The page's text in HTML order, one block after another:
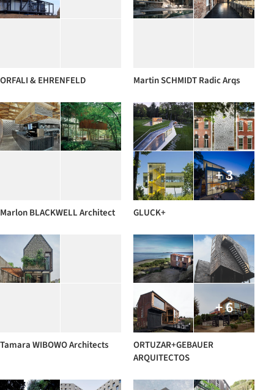
ORFALI & EHRENFELD Martin SCHMIDT Radic Arqs
Marlon BLACKWELL Architect
+ 3
GLUCK+
Tamara WIBOWO Architects
+ 6
ORTUZAR+GEBAUER
ARQUITECTOS